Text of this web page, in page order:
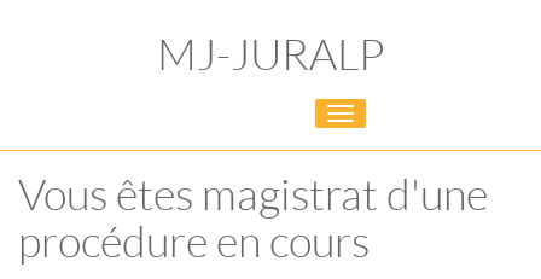
MJ-JURALP
Toggle
navigation
Vous êtes magistrat d'une
procédure en cours